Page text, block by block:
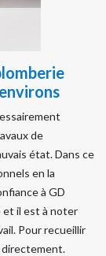
de
état. Dans ce
en la
à GD
et il est à noter
Pour recueillir